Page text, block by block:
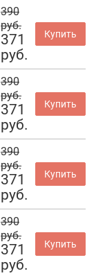
390
руб.
371
руб.
Купить
390
руб.
371
руб.
Купить
390
руб.
371
руб.
Купить
390
руб.
371
руб.
Купить